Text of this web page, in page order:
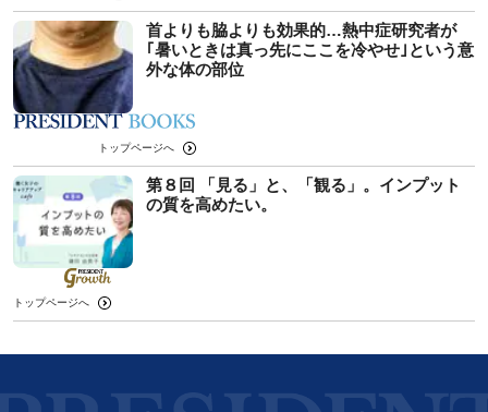
首よりも脇よりも効果的…熱中症研究者が
｢暑いときは真っ先にここを冷やせ｣という意
外な体の部位
トップページへ
第８回 「見る」と、「観る」。インプット
の質を高めたい。
トップページへ